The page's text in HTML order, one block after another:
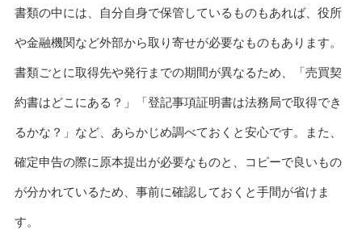
書類の中には、自分自身で保管しているものもあれば、役所
や金融機関など外部から取り寄せが必要なものもあります。
書類ごとに取得先や発行までの期間が異なるため、「売買契
約書はどこにある？」「登記事項証明書は法務局で取得でき
るかな？」など、あらかじめ調べておくと安心です。また、
確定申告の際に原本提出が必要なものと、コピーで良いもの
が分かれているため、事前に確認しておくと手間が省けま
す。